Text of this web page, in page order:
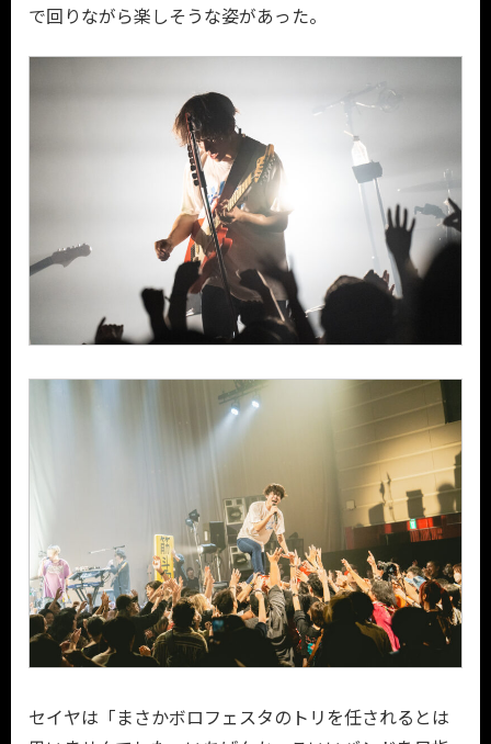
で回りながら楽しそうな姿があった。
セイヤは「まさかボロフェスタのトリを任されるとは